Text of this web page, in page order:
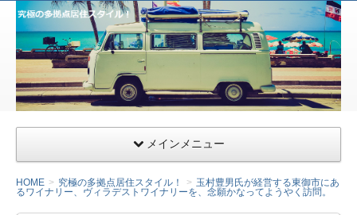
サー
ファ
ー&
ライ
ダー
向け
県九
十九
メインメニュー
HOME 究極の多拠点居住スタイル！
玉村豊男氏が経営する東御市にあ
るワイナリー、ヴィラデストワイナリーを、念願かなってようやく訪問。